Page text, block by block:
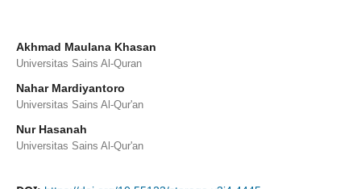
Akhmad Maulana Khasan
Universitas Sains Al-Quran
Nahar Mardiyantoro
Universitas Sains Al-Qur'an
Nur Hasanah
Universitas Sains Al-Qur'an